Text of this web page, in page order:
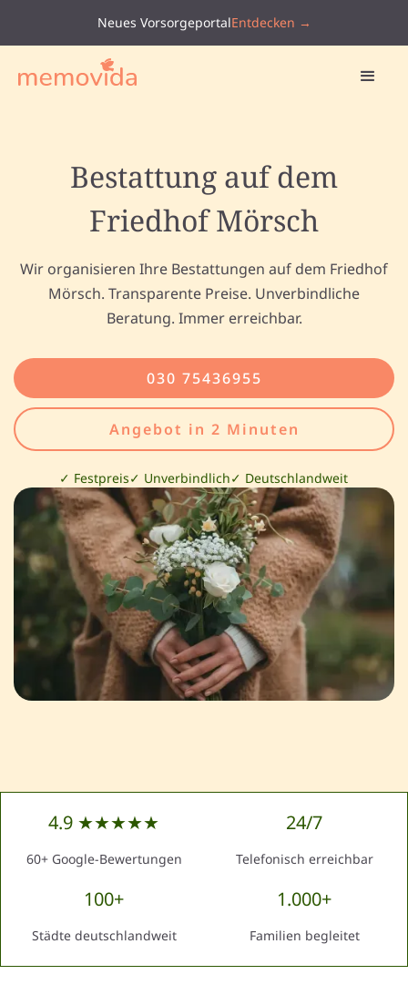
Neues VorsorgeportalEntdecken →
Bestattung auf dem
Friedhof Mörsch
Wir organisieren Ihre Bestattungen auf dem Friedhof
Mörsch. Transparente Preise. Unverbindliche
Beratung. Immer erreichbar.
030 75436955
Angebot in 2 Minuten
✓ Festpreis✓ Unverbindlich✓ Deutschlandweit
4.9 ★★★★★
60+ Google-Bewertungen
24/7
Telefonisch erreichbar
100+
Städte deutschlandweit
1.000+
Familien begleitet